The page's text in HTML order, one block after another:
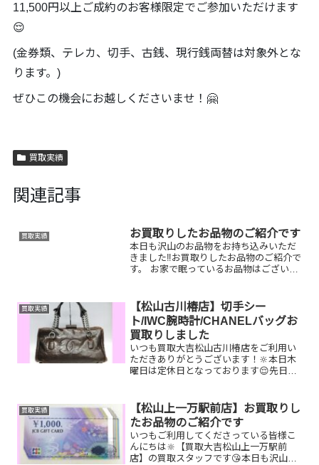
11,500円以上ご成約のお客様限定でご参加いただけます
😌
(金券類、テレカ、切手、古銭、現行銭両替は対象外とな
ります。)
ぜひこの機会にお越しくださいませ！🤗
買取実績
関連記事
買取実績 お買取りしたお品物のご紹介です
本日も沢山のお品物をお持ち込みいただ
きました‼️お買取りしたお品物のご紹介で
す。 お家で眠っているお品物はございま
様のお越しを心よりお待ちしておりま
す！
買取実績
【松山古川椿店】切手シー
ト/IWC腕時計/CHANELバッグお
買取りしました
いつも買取大吉松山古川椿店をご利用い
ただきありがとうございます！🔆本日木
曜日は定休日となっております😌先日お
っているお品物はございませんか？ぜひ
買取大吉松山...
買取実績
【松山上一万駅前店】お買取りし
たお品物のご紹介です
いつもご利用してくださっている皆様こ
んにちは🔆【買取大吉松山上一万駅前
店】の買取スタッフです😘本日も沢山の